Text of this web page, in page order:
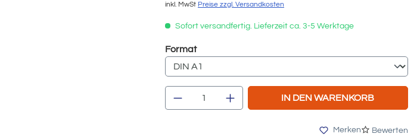
inkl. MwSt Preise zzgl. Versandkosten
Sofort versandfertig. Lieferzeit ca. 3-5 Werktage
Formatauswählen
Produkt Anzahl: Gib den gewünschten
IN DEN WARENKORB
Merken Bewerten